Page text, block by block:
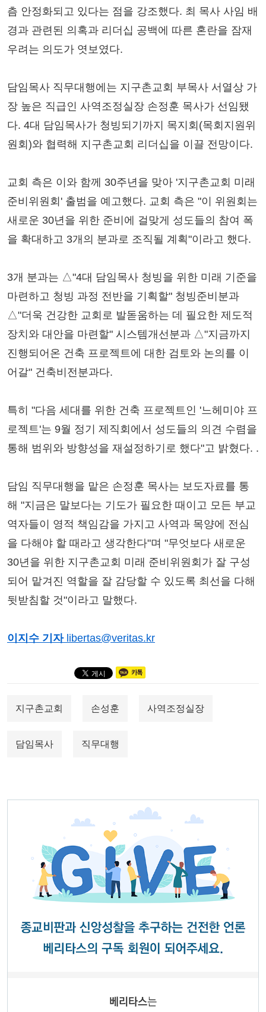
츰 안정화되고 있다는 점을 강조했다. 최 목사 사임 배
경과 관련된 의혹과 리더십 공백에 따른 혼란을 잠재
우려는 의도가 엿보였다.
담임목사 직무대행에는 지구촌교회 부목사 서열상 가
장 높은 직급인 사역조정실장 손정훈 목사가 선임됐
다. 4대 담임목사가 청빙되기까지 목지회(목회지원위
원회)와 협력해 지구촌교회 리더십을 이끌 전망이다.
교회 측은 이와 함께 30주년을 맞아 '지구촌교회 미래
준비위원회' 출범을 예고했다. 교회 측은 "이 위원회는
새로운 30년을 위한 준비에 걸맞게 성도들의 참여 폭
을 확대하고 3개의 분과로 조직될 계획"이라고 했다.
3개 분과는 △"4대 담임목사 청빙을 위한 미래 기준을
마련하고 청빙 과정 전반을 기획할" 청빙준비분과
△"더욱 건강한 교회로 발돋움하는 데 필요한 제도적
장치와 대안을 마련할" 시스템개선분과 △"지금까지
진행되어온 건축 프로젝트에 대한 검토와 논의를 이
어갈" 건축비전분과다.
특히 "다음 세대를 위한 건축 프로젝트인 '느헤미야 프
로젝트'는 9월 정기 제직회에서 성도들의 의견 수렴을
통해 범위와 방향성을 재설정하기로 했다"고 밝혔다. .
담임 직무대행을 맡은 손정훈 목사는 보도자료를 통
해 "지금은 말보다는 기도가 필요한 때이고 모든 부교
역자들이 영적 책임감을 가지고 사역과 목양에 전심
을 다해야 할 때라고 생각한다"며 "무엇보다 새로운
30년을 위한 지구촌교회 미래 준비위원회가 잘 구성
되어 맡겨진 역할을 잘 감당할 수 있도록 최선을 다해
뒷받침할 것"이라고 말했다.
이지수 기자 libertas@veritas.kr
지구촌교회 손성훈 사역조정실장
담임목사 직무대행